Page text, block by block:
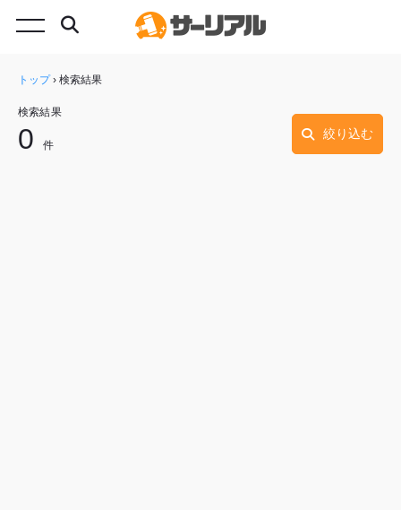
トップ› 検索結果
検索結果
0件
絞り込む